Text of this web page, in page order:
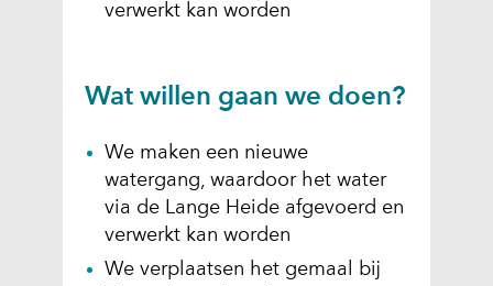
.
p
g
)
verwerkt kan worden
Wat willen gaan we doen?
We maken een nieuwe
watergang, waardoor het water
via de Lange Heide afgevoerd en
verwerkt kan worden
We verplaatsen het gemaal bij